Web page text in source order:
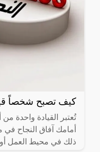
كيف تصبح شخصاً
تُعتبر القيادة واحدة
أمامك آفاق النجاح
ذلك في محيط العمل أو